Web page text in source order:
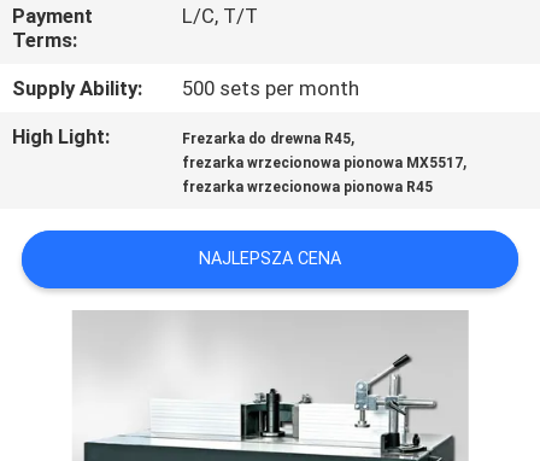
Z
NAMI
AKTUALNOŚCI
POPROSIĆ
WYCENĘ
Payment
Terms:
L/C, T/T
Supply Ability:
500 sets per month
High Light:
Frezarka do drewna R45,
frezarka wrzecionowa pionowa MX5517,
frezarka wrzecionowa pionowa R45
NAJLEPSZA CENA